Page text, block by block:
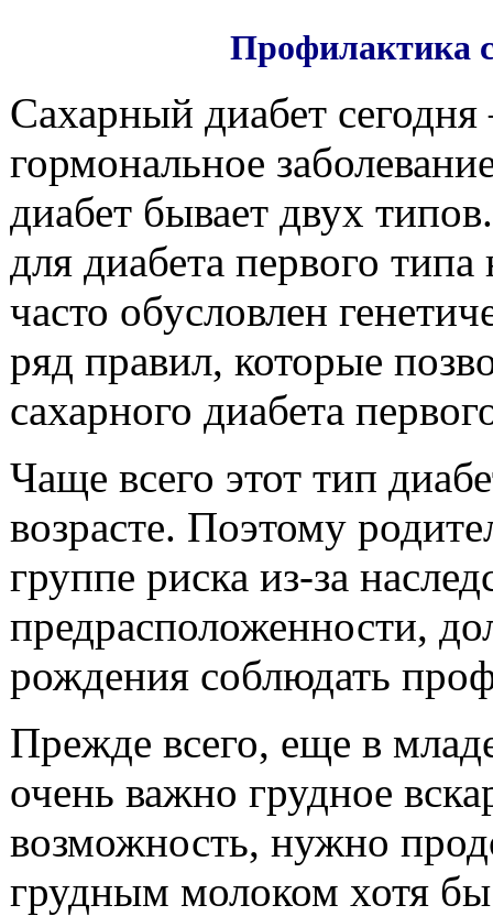
Профилактика
Сахарный диабет
гормональное
диабет бывает двух
для диабета первого
часто обусловлен
ряд правил, которые
сахарного диабета
Чаще всего этот тип
возрасте. Поэтому
группе риска из-за
предрасположенности,
рождения соблюдать
Прежде всего, еще в
очень важно грудное
возможность, нужно
грудным молоком хотя